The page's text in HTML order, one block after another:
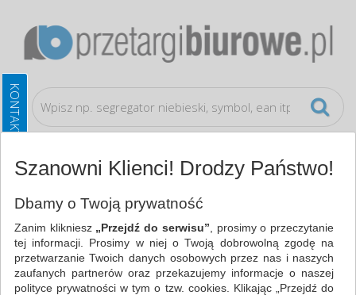
Artykuły higieniczne i dozowniki
WSZYSTKIE KATEGORIE
NAJCHĘTNIEJ WYBIERANE
Szanowni Klienci! Drodzy Państwo!
Dbamy o Twoją prywatność
Zanim klikniesz „Przejdź do serwisu” , prosimy o przeczytanie
tej informacji. Prosimy w niej o Twoją dobrowolną zgodę na
przetwarzanie Twoich danych osobowych przez nas i naszych
zaufanych partnerów oraz przekazujemy informacje o naszej
polityce prywatności w tym o tzw. cookies. Klikając „Przejdź do